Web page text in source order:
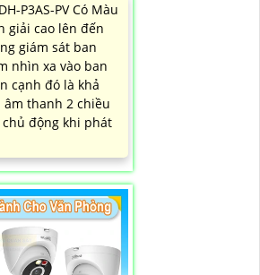
P3AS-PV Có Màu
giải cao lên đến
giám sát ban
nhìn xa vào ban
cạnh đó là khả
thanh 2 chiều
động khi phát